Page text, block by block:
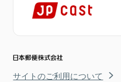
サイトのご利用について